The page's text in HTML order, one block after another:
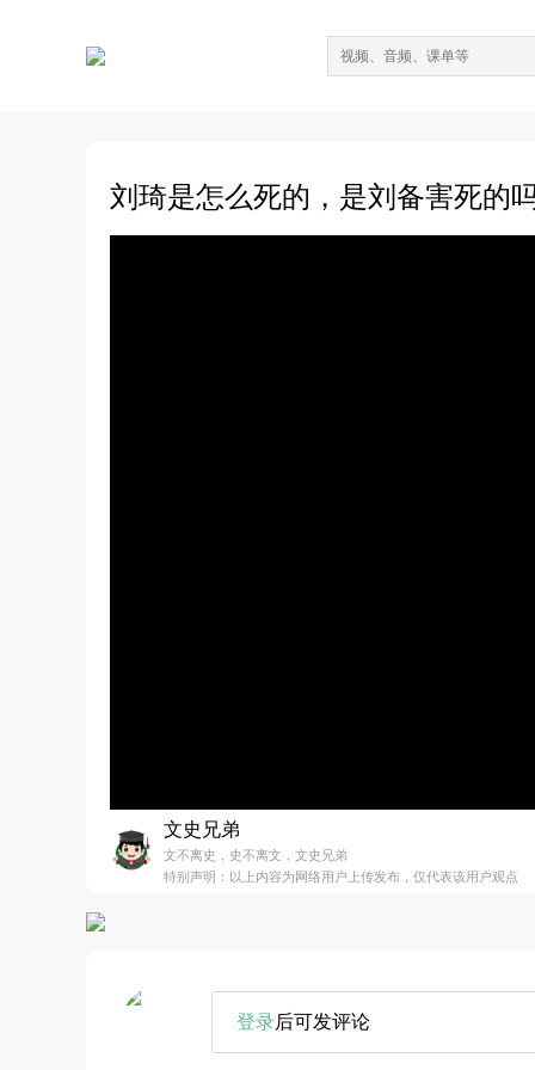
刘琦是怎么死的，是刘备害死的
文史兄弟
文不离史，史不离文，文史兄弟
特别声明：以上内容为网络用户上传发布，仅代表该用户观点
登录后可发评论